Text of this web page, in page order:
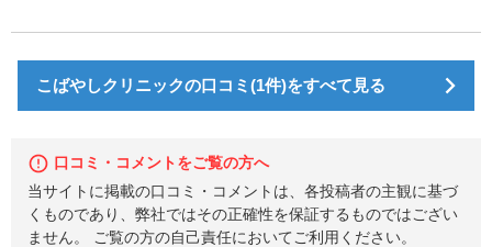
こばやしクリニックの口コミ(1件)をすべて見る
口コミ・コメントをご覧の方へ
当サイトに掲載の口コミ・コメントは、各投稿者の主観に基づ
くものであり、弊社ではその正確性を保証するものではござい
ません。 ご覧の方の自己責任においてご利用ください。